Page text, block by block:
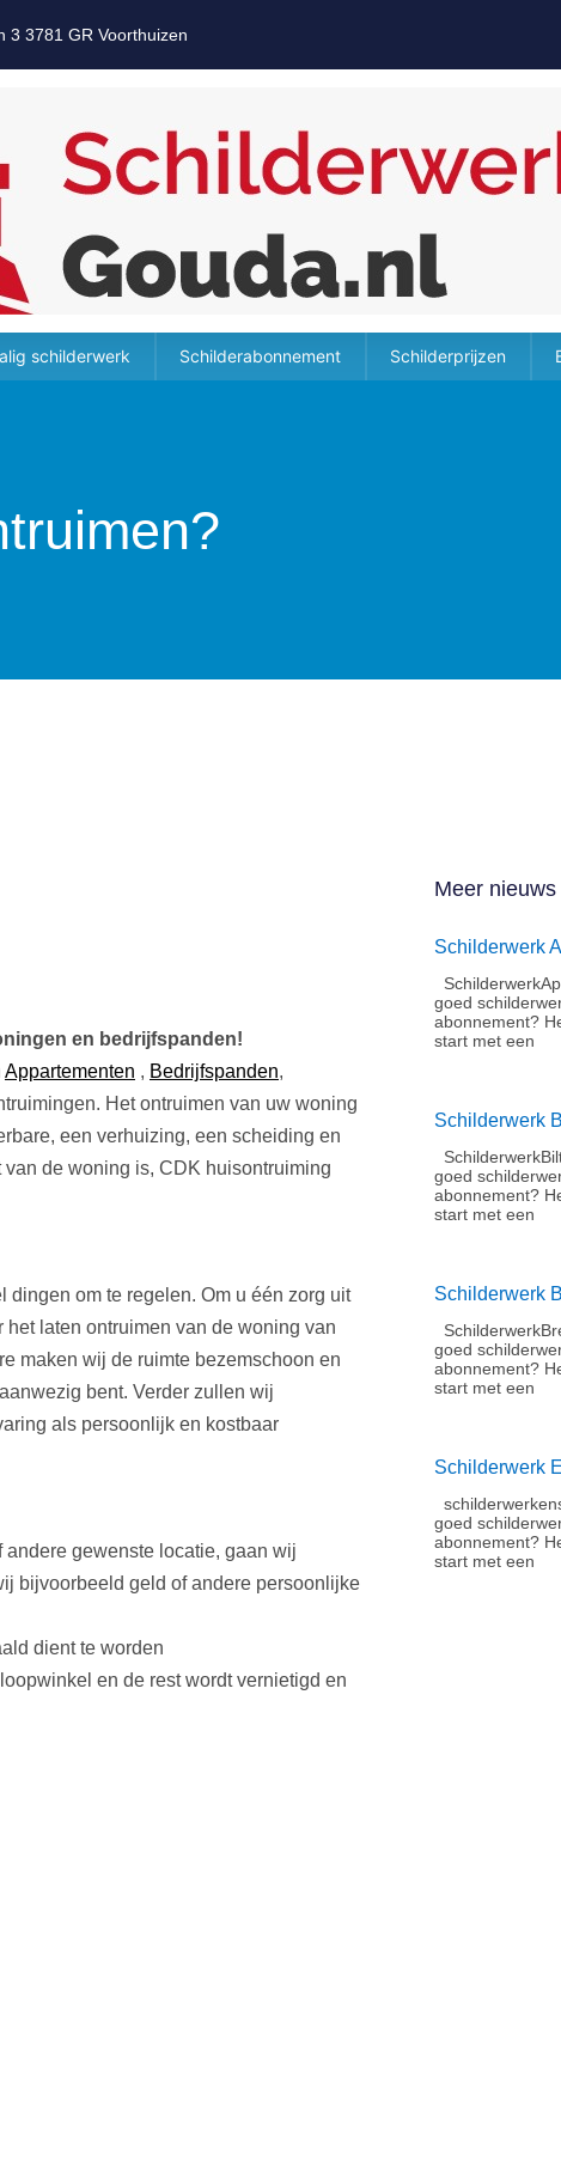
3 3781 GR Voorthuizen
schilderwerk Schilderabonnement Schilderprijzen
en bedrijfspanden!
Appartementen , Bedrijfspanden,
Het ontruimen van uw woning
een verhuizing, een scheiding en
de woning is, CDK huisontruiming
dingen om te regelen. Om u één zorg uit
laten ontruimen van de woning van
maken wij de ruimte bezemschoon en
bent. Verder zullen wij
als persoonlijk en kostbaar
gewenste locatie, gaan wij
bijvoorbeeld geld of andere persoonlijke
dient te worden
en de rest wordt vernietigd en
Meer nieuws
Schilderwerk
goed
abonnement?​
start met een
Schilderwerk
goed
abonnement?​
start met een
Schilderwerk
goed
abonnement?​
start met een
Schilderwerk
goed
abonnement?​
start met een